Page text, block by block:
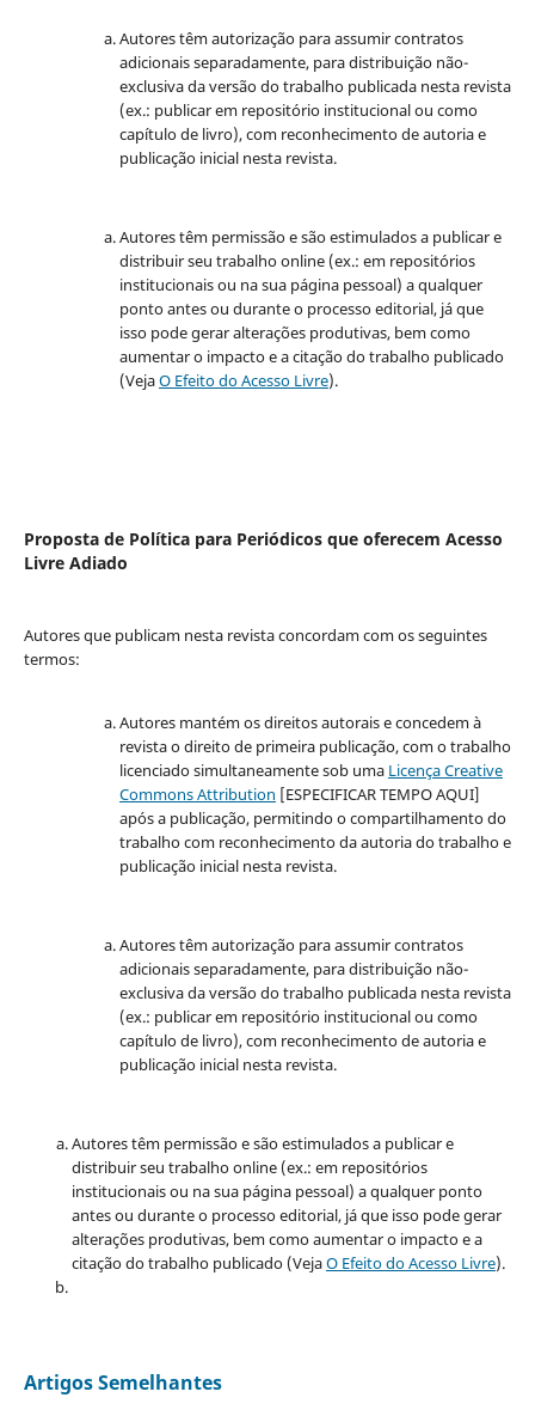
Autores têm autorização para assumir contratos
adicionais separadamente, para distribuição não-
exclusiva da versão do trabalho publicada nesta revista
(ex.: publicar em repositório institucional ou como
capítulo de livro), com reconhecimento de autoria e
publicação inicial nesta revista.
Autores têm permissão e são estimulados a publicar e
distribuir seu trabalho online (ex.: em repositórios
institucionais ou na sua página pessoal) a qualquer
ponto antes ou durante o processo editorial, já que
isso pode gerar alterações produtivas, bem como
aumentar o impacto e a citação do trabalho publicado
(VejaO Efeito do Acesso Livre).
Proposta de Política para Periódicos que oferecem Acesso
Livre Adiado
Autores que publicam nesta revista concordam com os seguintes
termos:
Autores mantém os direitos autorais e concedem à
revista o direito de primeira publicação, com o trabalho
licenciado simultaneamente sob uma Licença Creative
Commons Attribution [ESPECIFICAR TEMPO AQUI]
após a publicação, permitindo o compartilhamento do
trabalho com reconhecimento da autoria do trabalho e
publicação inicial nesta revista.
Autores têm autorização para assumir contratos
adicionais separadamente, para distribuição não-
exclusiva da versão do trabalho publicada nesta revista
(ex.: publicar em repositório institucional ou como
capítulo de livro), com reconhecimento de autoria e
publicação inicial nesta revista.
Autores têm permissão e são estimulados a publicar e
distribuir seu trabalho online (ex.: em repositórios
institucionais ou na sua página pessoal) a qualquer ponto
antes ou durante o processo editorial, já que isso pode gerar
alterações produtivas, bem como aumentar o impacto e a
citação do trabalho publicado (VejaO Efeito do Acesso Livre).
Artigos Semelhantes